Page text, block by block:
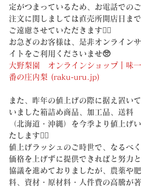
定がつまっているため、お電話でのご
注文に関しましては直売所開店日まで
ご遠慮させていただきます🙇‍♀️
お急ぎのお客様は、是非オンラインサ
イトをご利用くださいませ🥺
大野梨園　オンラインショップ｜味一
番の庄内梨 (raku-uru.jp)
また、昨年の値上げの際に据え置いて
いました箱詰め商品、加工品、送料
（北海道・沖縄）を今季より値上げい
たします🙇‍♀️
値上げラッシュのご時世で、なるべく
価格を上げずに提供できればと努力と
協議を進めておりましたが、農薬や肥
料、資材・原材料・人件費の高騰が著